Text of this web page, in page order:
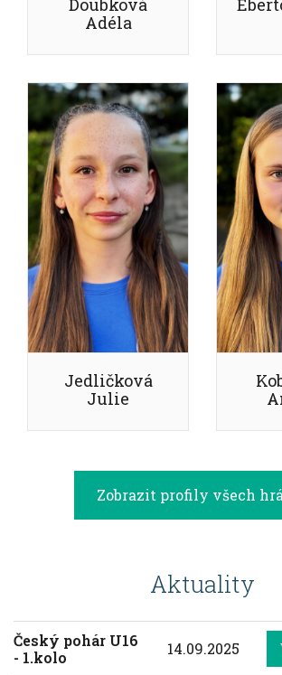
Doubková
Adéla
Jedličková
Julie
Zobrazit profily všech
Aktuality
Český pohár U16
- 1.kolo
14.09.2025